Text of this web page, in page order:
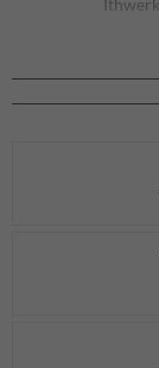
DAV Kletter-